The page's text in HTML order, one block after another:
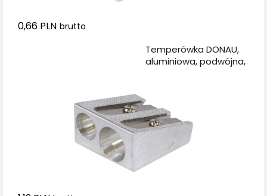
0,66 PLN brutto
Temperówka DONAU,
aluminiowa, podwójna,